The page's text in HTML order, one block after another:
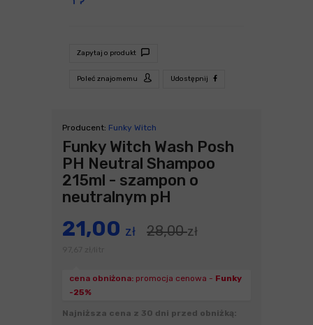
Zapytaj o produkt
Poleć znajomemu Udostępnij
Producent: Funky Witch
Funky Witch Wash Posh
PH Neutral Shampoo
215ml - szampon o
neutralnym pH
21,00 zł 28,00zł
cena obniżona: promocja cenowa - Funky
-25%
Najniższa cena z 30 dni przed obniżką: